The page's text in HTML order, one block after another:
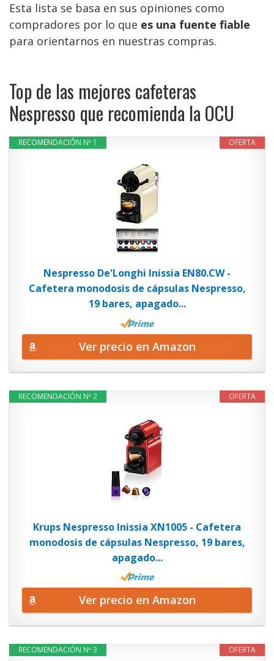
Esta lista se basa en sus opiniones como
compradores por lo que es una fuente fiable
para orientarnos en nuestras compras.
Top de las mejores cafeteras
Nespresso que recomienda la OCU
OFERTA
RECOMENDACIÓN Nº 1
Nespresso De'Longhi Inissia EN80.CW -
Cafetera monodosis de cápsulas Nespresso,
19 bares, apagado...
Ver precio en Amazon
OFERTA
RECOMENDACIÓN Nº 2
Krups Nespresso Inissia XN1005 - Cafetera
monodosis de cápsulas Nespresso, 19 bares,
apagado...
Ver precio en Amazon
OFERTA
RECOMENDACIÓN Nº 3